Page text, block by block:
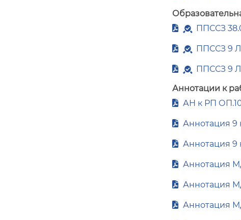
ППССЗ
ППССЗ 9
ППССЗ 9
Аннотации к
АН к РП ОП.10
Аннотация 9
Аннотация 9
Аннотация
Аннотация
Аннотация